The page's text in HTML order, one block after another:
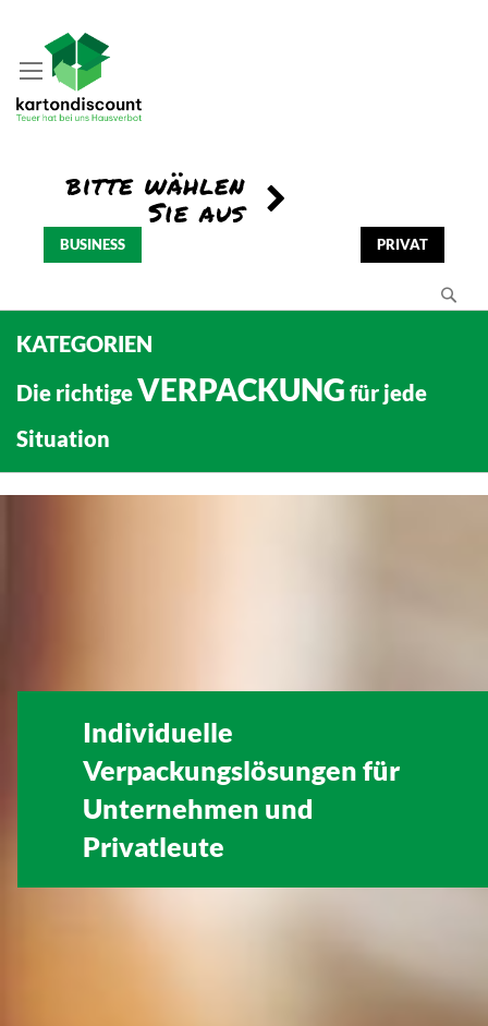
BUSINESS PRIVAT
KATEGORIEN
Die richtigeVERPACKUNG für jede
Situation
Individuelle
Verpackungslösungen für
Unternehmen und
Privatleute